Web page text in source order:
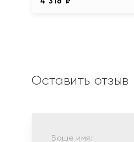
Оставить отзыв
Ваше имя: